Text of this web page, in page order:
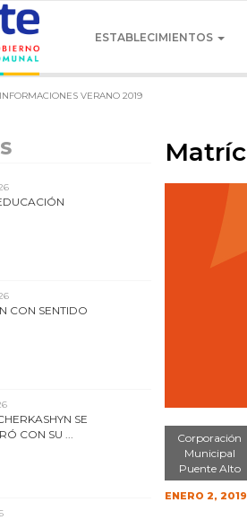
ESTABLECIMIENTOS
VERANO 2019
CON SENTIDO
SE
CON SU ...
Corporación
Municipal
Puente Alto
ENERO 2, 2019